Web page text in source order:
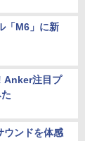
「M6」に新
Anker注目プ
ウンドを体感